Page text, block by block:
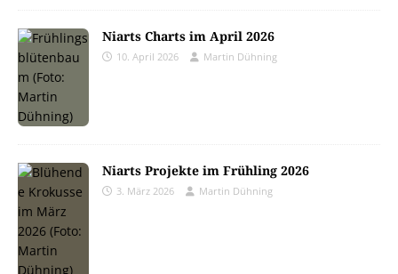
Niarts Charts im April 2026
10. April 2026 Martin Dühning
Niarts Projekte im Frühling 2026
3. März 2026 Martin Dühning